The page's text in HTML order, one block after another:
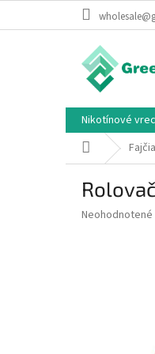
Nikotínové
Domov
Priemerné
Neohodnotené